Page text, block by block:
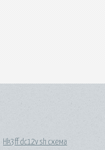
Hk3ff dc12v sh схема